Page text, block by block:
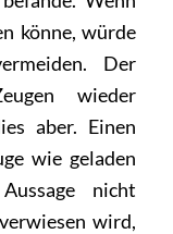
könne, würde
Der
wieder
aber. Einen
wie geladen
nicht
wird,